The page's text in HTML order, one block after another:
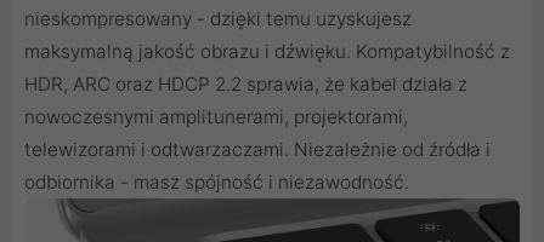
nieskompresowany - dzięki temu uzyskujesz
maksymalną jakość obrazu i dźwięku. Kompatybilność z
HDR, ARC oraz HDCP 2.2 sprawia, że kabel działa z
nowoczesnymi amplitunerami, projektorami,
telewizorami i odtwarzaczami. Niezależnie od źródła i
odbiornika - masz spójność i niezawodność.